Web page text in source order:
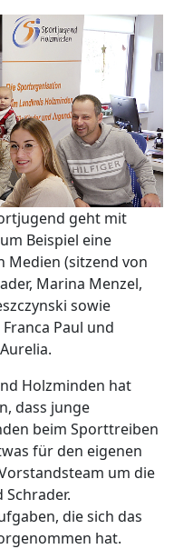
geht mit
Beispiel eine
Medien (sitzend von
Marina Menzel,
sowie
Paul und
Holzminden hat
dass junge
beim Sporttreiben
für den eigenen
um die
die sich das
hat.